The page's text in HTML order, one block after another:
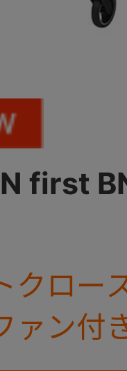
first
クロー
ァン付